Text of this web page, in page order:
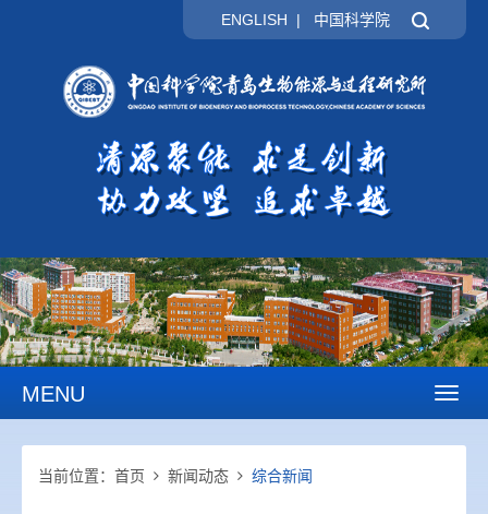
ENGLISH | 中国科学院
MENU
当前位置： 首页 新闻动态 综合新闻